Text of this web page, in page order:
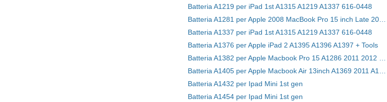
Batteria A1219 per iPad 1st A1315 A1219 A1337 616-0448
Batteria A1337 per iPad 1st A1315 A1219 A1337 616-0448
Batteria A1376 per Apple iPad 2 A1395 A1396 A1397 + Tools
Batteria A1432 per Ipad Mini 1st gen
Batteria A1454 per Ipad Mini 1st gen